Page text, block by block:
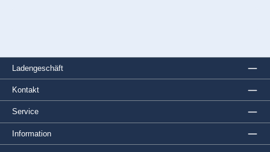
Ladengeschäft
Service
Information
Kontakt